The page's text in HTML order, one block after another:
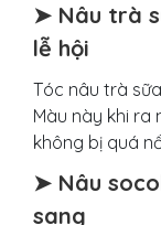
➤ Nâu trà
lễ hội
Tóc nâu trà
Màu này khi ra
không bị quá
➤ Nâu
sang